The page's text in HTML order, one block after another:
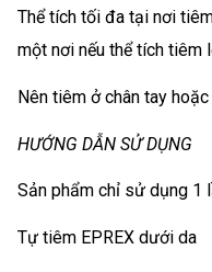
Thể tích tối đa tại nơi
một nơi nếu thể tích tiêm
Nên tiêm ở chân tay
HƯỚNG DẪN SỬ DỤNG
Sản phẩm chỉ sử dụng 1
Tự tiêm EPREX dưới da